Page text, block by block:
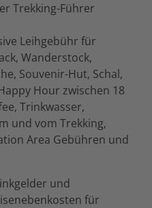
Trekking-Führer
Leihgebühr für
Wanderstock,
Souvenir-Hut, Schal,
Hour zwischen 18
Trinkwasser,
und vom Trekking,
Area Gebühren und
und
für